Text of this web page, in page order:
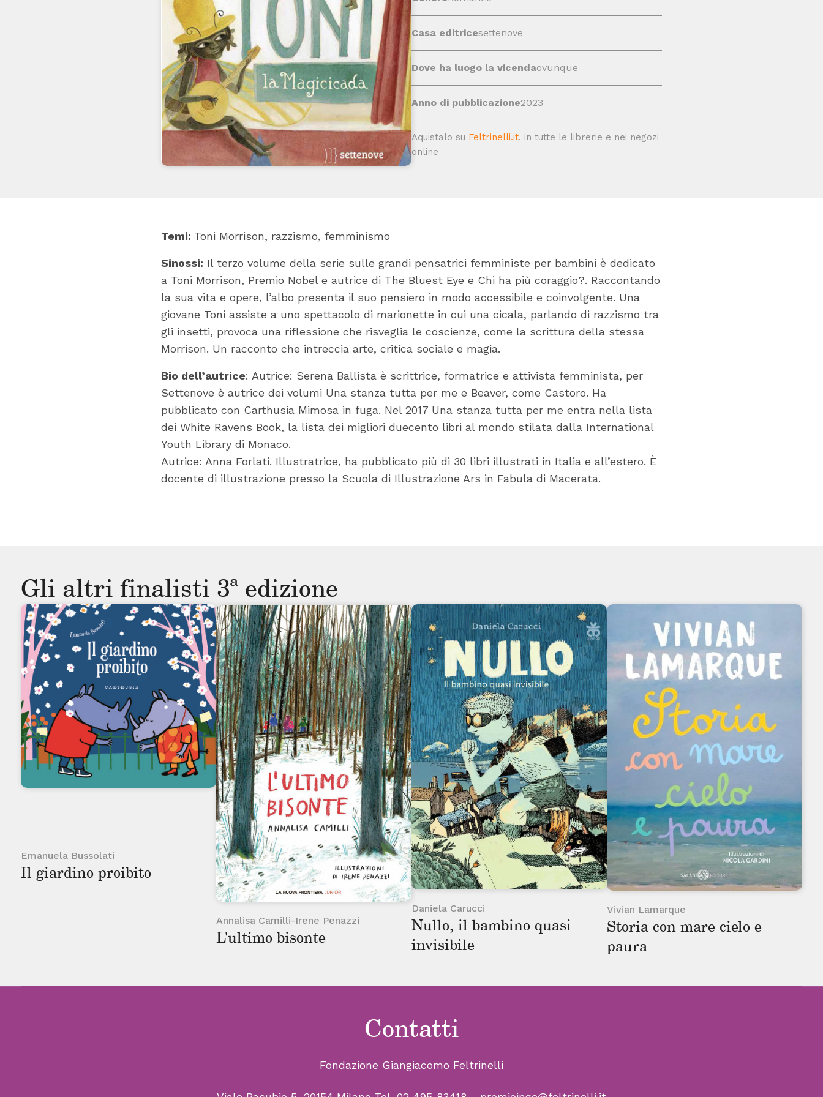
Casa editricesettenove
Dove ha luogo la vicendaovunque
Anno di pubblicazione2023
Aquistalo su Feltrinelli.it, in tutte le librerie e nei negozi
online
Temi: Toni Morrison, razzismo, femminismo
Sinossi: Il terzo volume della serie sulle grandi pensatrici femministe per bambini è dedicato
a Toni Morrison, Premio Nobel e autrice di The Bluest Eye e Chi ha più coraggio?. Raccontando
la sua vita e opere, l’albo presenta il suo pensiero in modo accessibile e coinvolgente. Una
giovane Toni assiste a uno spettacolo di marionette in cui una cicala, parlando di razzismo tra
gli insetti, provoca una riflessione che risveglia le coscienze, come la scrittura della stessa
Morrison. Un racconto che intreccia arte, critica sociale e magia.
Bio dell’autrice: Autrice: Serena Ballista è scrittrice, formatrice e attivista femminista, per
Settenove è autrice dei volumi Una stanza tutta per me e Beaver, come Castoro. Ha
pubblicato con Carthusia Mimosa in fuga. Nel 2017 Una stanza tutta per me entra nella lista
dei White Ravens Book, la lista dei migliori duecento libri al mondo stilata dalla International
Youth Library di Monaco.
Autrice: Anna Forlati. Illustratrice, ha pubblicato più di 30 libri illustrati in Italia e all’estero. È
docente di illustrazione presso la Scuola di Illustrazione Ars in Fabula di Macerata.
Gli altri finalisti 3ª edizione
Emanuela Bussolati
Il giardino proibito
Annalisa Camilli-Irene Penazzi
L'ultimo bisonte
Daniela Carucci
Nullo, il bambino quasi
invisibile
Vivian Lamarque
Storia con mare cielo e
paura
Contatti
Fondazione Giangiacomo Feltrinelli